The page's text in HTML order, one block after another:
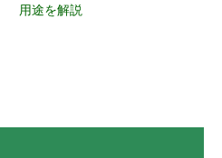
用途を解説